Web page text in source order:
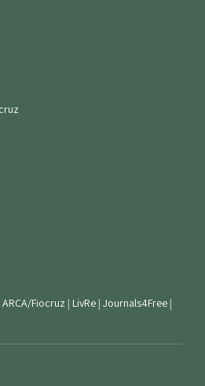
ARCA/Fiocruz | LivRe | Journals4Free |